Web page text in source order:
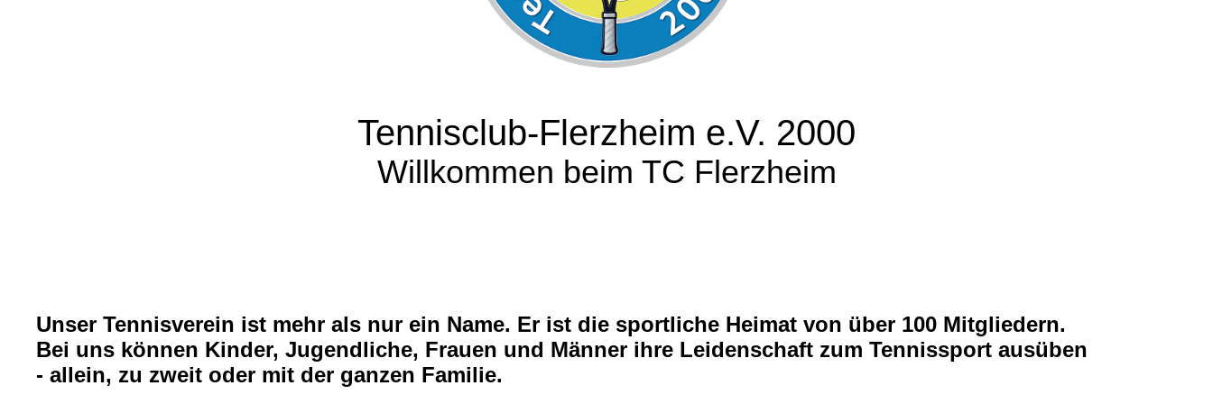
Tennisclub-Flerzheim e.V. 2000
Willkommen beim TC Flerzheim
Unser Tennisverein ist mehr als nur ein Name. Er ist die sportliche Heimat von über 100 Mitgliedern.
Bei uns können Kinder, Jugendliche, Frauen und Männer ihre Leidenschaft zum Tennissport ausüben
- allein, zu zweit oder mit der ganzen Familie.